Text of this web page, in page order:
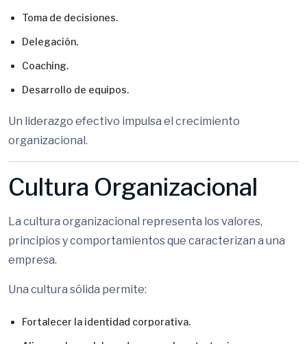
Toma de decisiones.
Delegación.
Coaching.
Desarrollo de equipos.
Un liderazgo efectivo impulsa el crecimiento
organizacional.
Cultura Organizacional
La cultura organizacional representa los valores,
principios y comportamientos que caracterizan a una
empresa.
Una cultura sólida permite:
Fortalecer la identidad corporativa.